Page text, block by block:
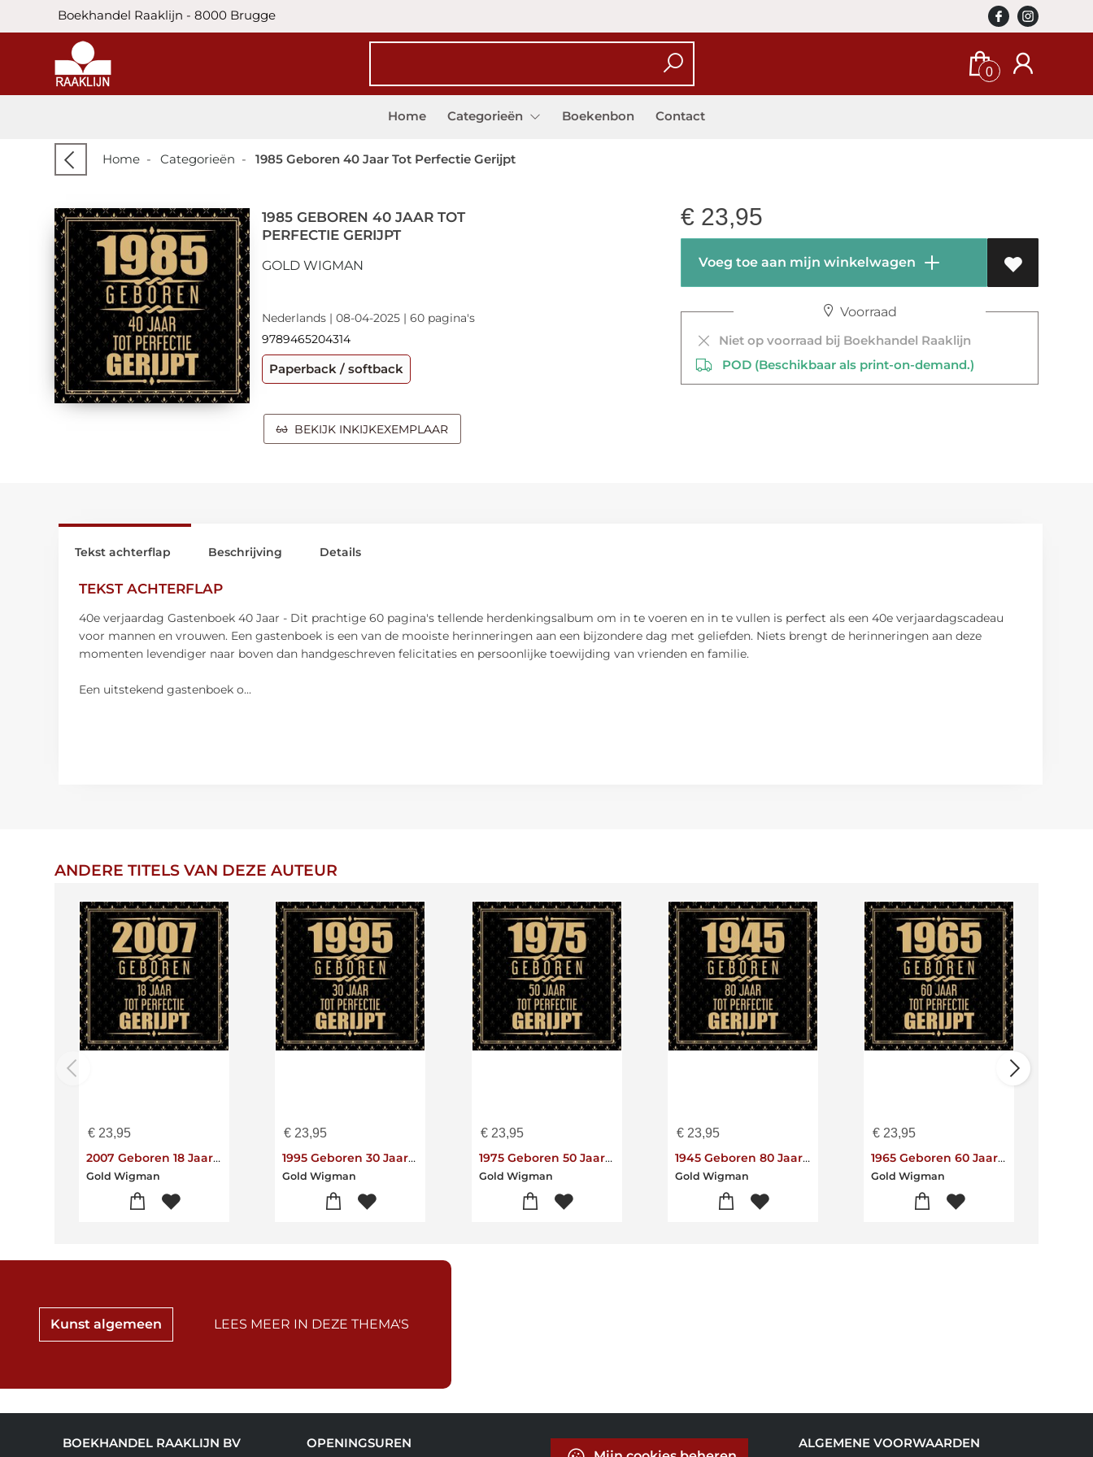
Boekhandel Raaklijn - 8000 Brugge
0
Home Categorieën Boekenbon Contact
Home - Categorieën - 1985 Geboren 40 Jaar Tot Perfectie Gerijpt
1985 GEBOREN 40 JAAR TOT
PERFECTIE GERIJPT
GOLD WIGMAN
Nederlands | 08-04-2025 | 60 pagina's
9789465204314
Paperback / softback
BEKIJK INKIJKEXEMPLAAR
€ 23,95
Voeg toe aan mijn winkelwagen
Voorraad
Niet op voorraad bij Boekhandel Raaklijn
POD (Beschikbaar als print-on-demand.)
Tekst achterflap
TEKST ACHTERFLAP
40e verjaardag Gastenboek 40 Jaar - Dit prachtige 60 pagina's tellende herdenkingsalbum om in te voeren en in te vullen is perfect als een 40e verjaardagscadeau
voor mannen en vrouwen. Een gastenboek is een van de mooiste herinneringen aan een bijzondere dag met geliefden. Niets brengt de herinneringen aan deze
momenten levendiger naar boven dan handgeschreven felicitaties en persoonlijke toewijding van vrienden en familie.
Een uitstekend gastenboek o...
Beschrijving Details
ANDERE TITELS VAN DEZE AUTEUR
€ 23,95
2007 Geboren 18 Jaar Tot Perfectie Gerijpt
Gold Wigman
€ 23,95
1995 Geboren 30 Jaar Tot Perfectie Gerijpt
Gold Wigman
€23,95
1975 Geboren 50 Jaar Tot Perfectie Gerijpt
Gold Wigman
€23,95
1945 Geboren 80 Jaar Tot Perfectie Gerijpt
Gold Wigman
€ 23,95
1965 Geboren 60 Jaar Tot Perfectie Gerijpt
Gold Wigman
Kunst algemeen LEES MEER IN DEZE THEMA'S
BOEKHANDEL RAAKLIJN BV
OPENINGSUREN
ALGEMENE VOORWAARDEN